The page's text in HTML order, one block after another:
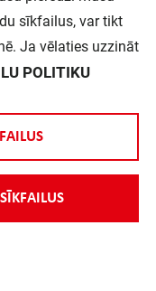
EAN:
Sensora
Sensora
Sensora
sīkfailus, var tikt
Ja vēlaties uzzināt
POLITIKU
AI LUS
SĪ KFAI LUS